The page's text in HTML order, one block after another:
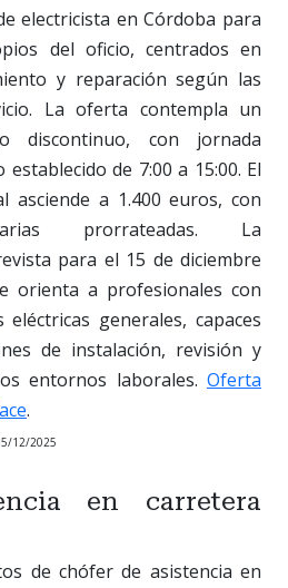
electricista en Córdoba para
del oficio, centrados en
y reparación según las
La oferta contempla un
discontinuo, con jornada
de 7:00 a 15:00. El
asciende a 1.400 euros, con
prorrateadas. La
para el 15 de diciembre
orienta a profesionales con
generales, capaces
de instalación, revisión y
entornos laborales. Oferta
.
12/2025
en carretera
de chófer de asistencia en